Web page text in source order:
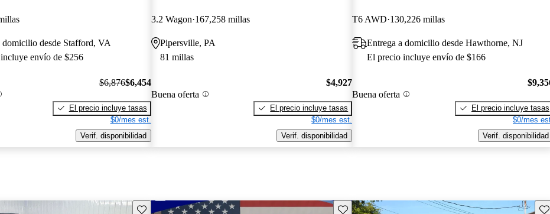
domicilio desde Stafford, VA
envío de $256
$6,876$6,454
El precio incluye tasas
$0/mes est.
Verif. disponibilidad
3.2 Wagon 167,258 millas
Pipersville, PA
81 millas
Buena oferta
$4,927
El precio incluye tasas
$0/mes est.
Verif. disponibilidad
T6 AWD 130,226 millas
Entrega a domicilio desde Hawthorne, NJ
El precio incluye envío de $166
Buena oferta
El precio incluye tasas
$0/mes
Verif. disponibilidad
Guarda este Aviso Guarda este Aviso